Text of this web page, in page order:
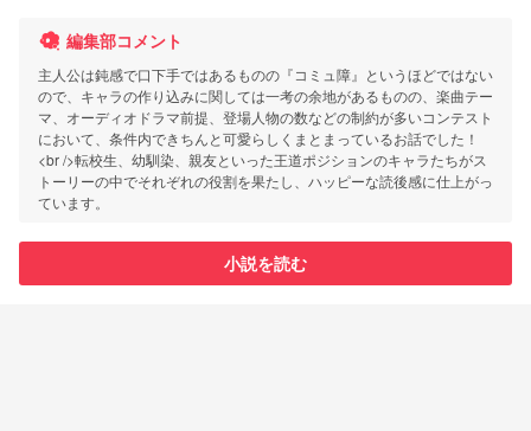
編集部コメント
主人公は鈍感で口下手ではあるものの『コミュ障』というほどではない
ので、キャラの作り込みに関しては一考の余地があるものの、楽曲テー
マ、オーディオドラマ前提、登場人物の数などの制約が多いコンテスト
において、条件内できちんと可愛らしくまとまっているお話でした！
<br />転校生、幼馴染、親友といった王道ポジションのキャラたちがス
トーリーの中でそれぞれの役割を果たし、ハッピーな読後感に仕上がっ
ています。
小説を読む